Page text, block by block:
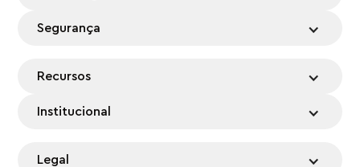
Segurança
Recursos
Institucional
Legal